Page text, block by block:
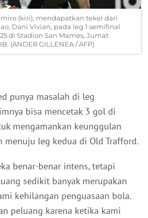
(kiri), mendapatkan tekel dari
Dani Vivian, pada leg 1 semifinal
di Stadion San Mames, Jumat
(ANDER GILLENEA / AFP)
punya masalah di leg
bisa mencetak 3 gol di
mengamankan keunggulan
menuju leg kedua di Old Trafford.
benar-benar intens, tetapi
sedikit banyak merupakan
kehilangan penguasaan bola.
peluang karena ketika kami